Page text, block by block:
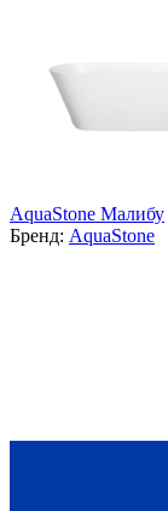
AquaStone Малибу
Бренд: AquaStone